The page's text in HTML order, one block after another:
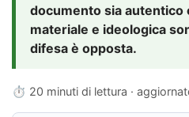
documento sia autentico
materiale e ideologica
difesa è opposta.
⏱ 20 minuti di lettura ·